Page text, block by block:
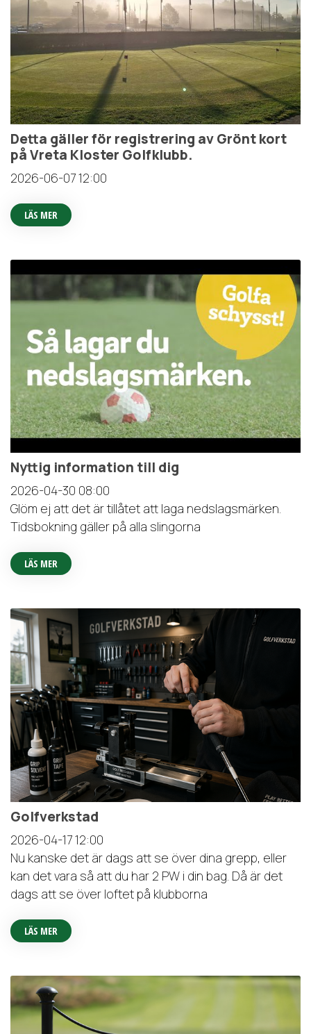
Detta gäller för registrering av Grönt kort
på Vreta Kloster Golfklubb.
2026-06-0712:00
LÄS MER
Nyttig information till dig
2026-04-30 08:00
Glöm ej att det är tillåtet att laga nedslagsmärken.
Tidsbokning gäller på alla slingorna
LÄS MER
Golfverkstad
2026-04-1712:00
Nu kanske det är dags att se över dina grepp, eller
kan det vara så att du har 2 PW i din bag. Då är det
dags att se över loftet på klubborna
LÄS MER